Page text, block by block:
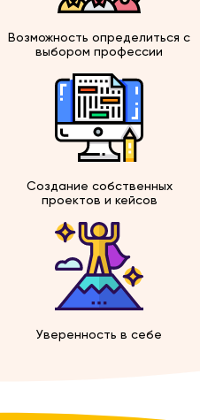
Возможность определиться с
выбором профессии
Создание собственных
проектов и кейсов
Уверенность в себе